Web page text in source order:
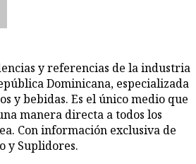
y referencias de la industria
Dominicana, especializada
y bebidas. Es el único medio que
manera directa a todos los
Con información exclusiva de
y Suplidores.